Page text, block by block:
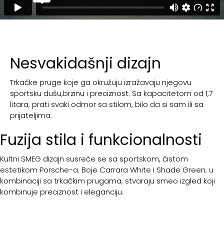
Nesvakidašnji dizajn
Trkačke pruge koje ga okružuju izražavaju njegovu
sportsku dušu,brzinu i preciznost. Sa kapacitetom od 1,7
litara, prati svaki odmor sa stilom, bilo da si sam ili sa
prijateljima.
Fuzija stila i funkcionalnosti
Kultni SMEG dizajn susreće se sa sportskom, čistom
estetikom Porsche-a. Boje Carrara White i Shade Green, u
kombinaciji sa trkačkim prugama, stvaraju smeo izgled koji
kombinuje preciznost i eleganciju.